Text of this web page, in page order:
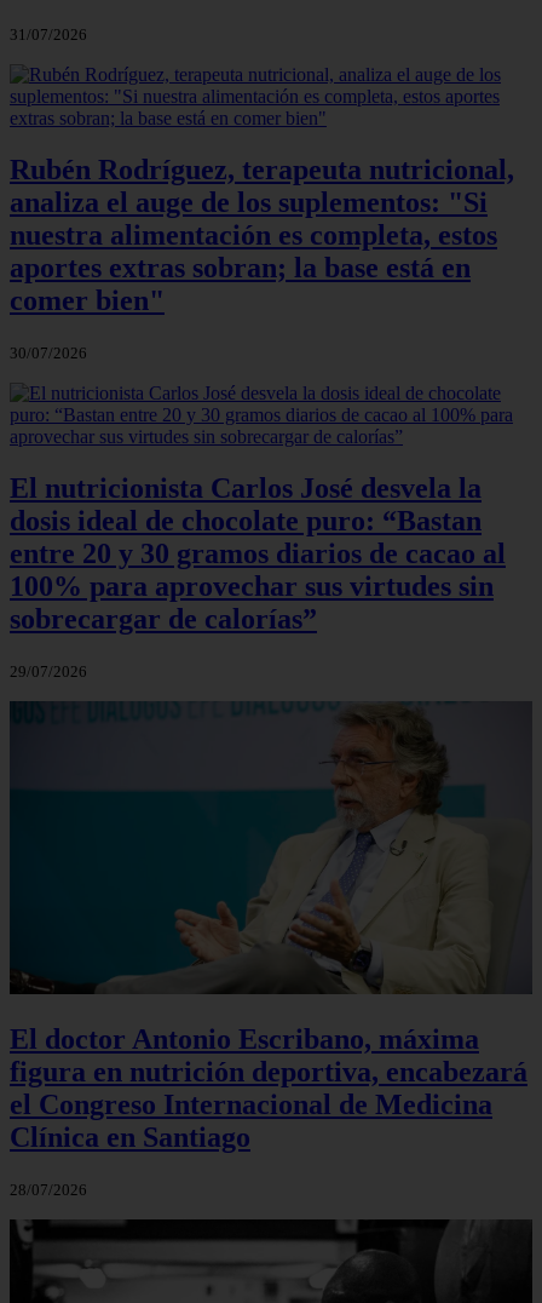
31/07/2026
Rubén Rodríguez, terapeuta nutricional,
analiza el auge de los suplementos: "Si
nuestra alimentación es completa, estos
aportes extras sobran; la base está en
comer bien"
30/07/2026
El nutricionista Carlos José desvela la
dosis ideal de chocolate puro: “Bastan
entre 20 y 30 gramos diarios de cacao al
100% para aprovechar sus virtudes sin
sobrecargar de calorías”
29/07/2026
El doctor Antonio Escribano, máxima
figura en nutrición deportiva, encabezará
el Congreso Internacional de Medicina
Clínica en Santiago
28/07/2026